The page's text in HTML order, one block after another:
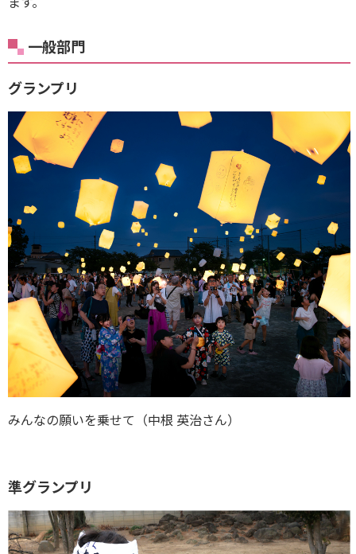
一般部門
グランプリ
みんなの願いを乗せて（中根 英治さん）
準グランプリ